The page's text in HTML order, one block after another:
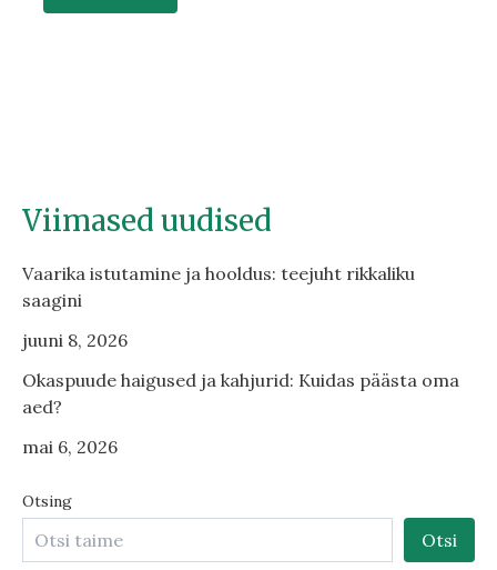
Viimased uudised
Vaarika istutamine ja hooldus: teejuht rikkaliku
saagini
juuni 8, 2026
Okaspuude haigused ja kahjurid: Kuidas päästa oma
aed?
mai 6, 2026
Otsing
Otsi